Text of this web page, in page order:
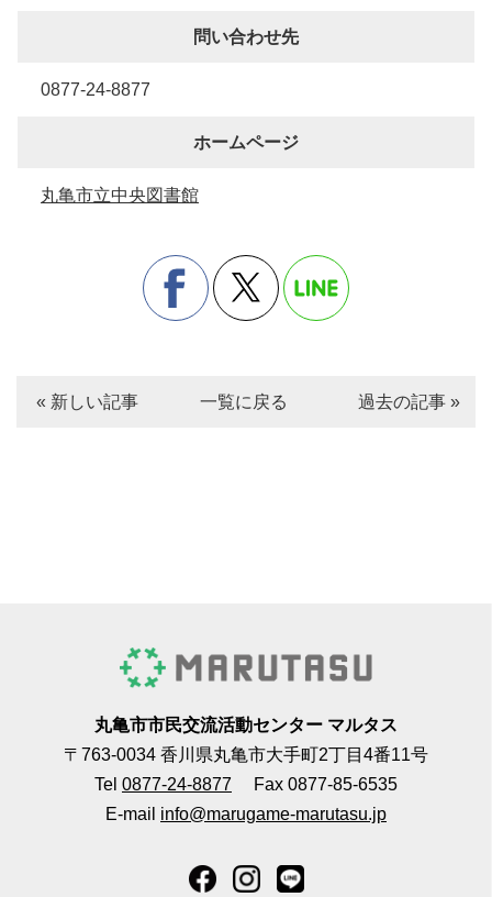
問い合わせ先
0877-24-8877
ホームページ
丸亀市立中央図書館
« 新しい記事 一覧に戻る 過去の記事 »
丸亀市市民交流活動センター マルタス
〒763-0034 香川県丸亀市大手町2丁目4番11号
Tel 0877-24-8877
Fax 0877-85-6535
E-mail info@marugame-marutasu.jp